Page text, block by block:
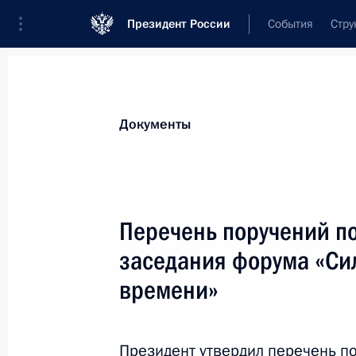
Президент России События
Все поручения
Все поручения
Документы
Перечень поручений
заседания форума
времени»
Президент утвердил перечень